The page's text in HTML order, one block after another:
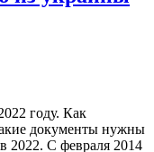
году. Как
документы нужны
2022. С февраля 2014